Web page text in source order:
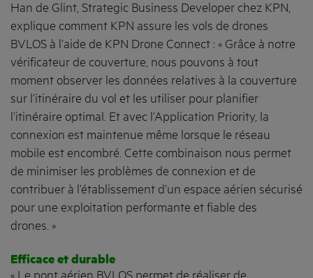
Han de Glint, Strategic Business Developer chez KPN,
explique comment KPN assure les vols de drones
BVLOS à l’aide de KPN Drone Connect : « Grâce à notre
vérificateur de couverture, nous pouvons à tout
moment observer les données relatives à la couverture
sur l’itinéraire du vol et les utiliser pour planifier
l’itinéraire optimal. Et avec l’Application Priority, la
connexion est maintenue même lorsque le réseau
mobile est encombré. Cette combinaison nous permet
de minimiser les problèmes de connexion et de
contribuer à l’établissement d’un espace aérien sécurisé
pour une exploitation performante et fiable des
drones. »
Efficace et durable